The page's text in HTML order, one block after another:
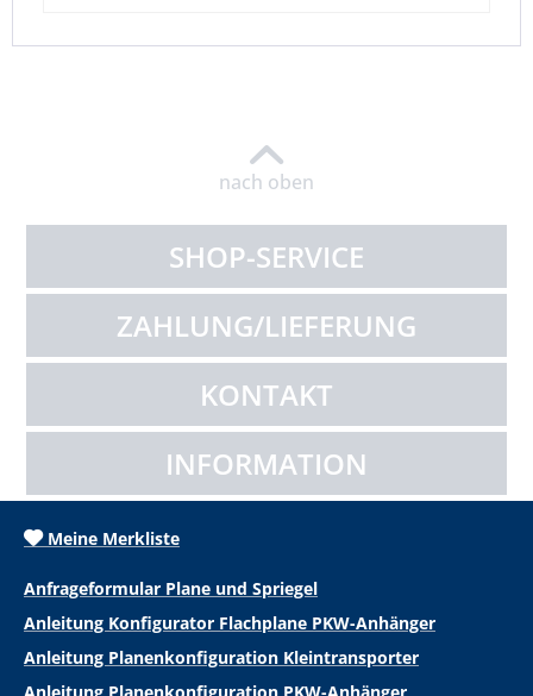
nach oben
SHOP-SERVICE
ZAHLUNG/LIEFERUNG
KONTAKT
INFORMATION
Meine Merkliste
Anfrageformular Plane und Spriegel
Anleitung Konfigurator Flachplane PKW-Anhänger
Anleitung Planenkonfiguration Kleintransporter